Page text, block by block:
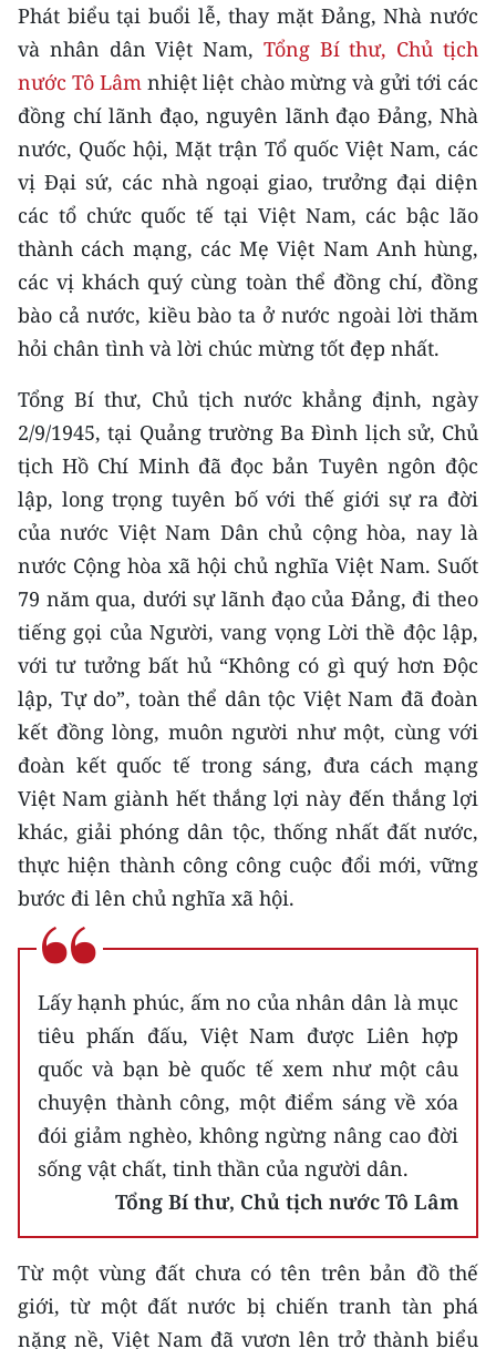
Đồng bằng sông Hồng
Bắc Trung Bộ
Duyên hải Nam Trung Bộ và Tây
Nguyên
Đông Nam Bộ
Đồng bằng sông Cửu Long
Chuyên trang Hà Nội
Chuyên trang TP. Hồ Chí Minh
CHUYÊN ĐỀ
CÁC CHUYÊN TRANG
VỀ BÁO NHÂN DÂN
THỜI NAY
NHÂN DÂN CUỐI TUẦN
NHÂN DÂN HẰNG THÁNG
MUA BÁO
ĐỌC BÁO IN
ENGLISH
РУССКИЙ
ESPAÑOL
한국어
Phát biểu tại buổi lễ, thay mặt Đảng, Nhà nước
và nhân dân Việt Nam, Tổng Bí thư, Chủ tịch
nước Tô Lâm nhiệt liệt chào mừng và gửi tới các
đồng chí lãnh đạo, nguyên lãnh đạo Đảng, Nhà
nước, Quốc hội, Mặt trận Tổ quốc Việt Nam, các
vị Đại sứ, các nhà ngoại giao, trưởng đại diện
các tổ chức quốc tế tại Việt Nam, các bậc lão
thành cách mạng, các Mẹ Việt Nam Anh hùng,
các vị khách quý cùng toàn thể đồng chí, đồng
bào cả nước, kiều bào ta ở nước ngoài lời thăm
hỏi chân tình và lời chúc mừng tốt đẹp nhất.
Tổng Bí thư, Chủ tịch nước khẳng định, ngày
2/9/1945, tại Quảng trường Ba Đình lịch sử, Chủ
tịch Hồ Chí Minh đã đọc bản Tuyên ngôn độc
lập, long trọng tuyên bố với thế giới sự ra đời
của nước Việt Nam Dân chủ cộng hòa, nay là
nước Cộng hòa xã hội chủ nghĩa Việt Nam. Suốt
79 năm qua, dưới sự lãnh đạo của Đảng, đi theo
tiếng gọi của Người, vang vọng Lời thề độc lập,
với tư tưởng bất hủ “Không có gì quý hơn Độc
lập, Tự do”, toàn thể dân tộc Việt Nam đã đoàn
kết đồng lòng, muôn người như một, cùng với
đoàn kết quốc tế trong sáng, đưa cách mạng
Việt Nam giành hết thắng lợi này đến thắng lợi
khác, giải phóng dân tộc, thống nhất đất nước,
thực hiện thành công công cuộc đổi mới, vững
bước đi lên chủ nghĩa xã hội.
Lấy hạnh phúc, ấm no của nhân dân là mục
tiêu phấn đấu, Việt Nam được Liên hợp
quốc và bạn bè quốc tế xem như một câu
chuyện thành công, một điểm sáng về xóa
đói giảm nghèo, không ngừng nâng cao đời
sống vật chất, tinh thần của người dân.
Tổng Bí thư, Chủ tịch nước Tô Lâm
Từ một vùng đất chưa có tên trên bản đồ thế
giới, từ một đất nước bị chiến tranh tàn phá
nặng nề, Việt Nam đã vươn lên trở thành biểu